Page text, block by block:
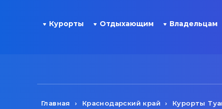
Курорты Отдыхающим Владельцам
Главная Краснодарский край Курорты